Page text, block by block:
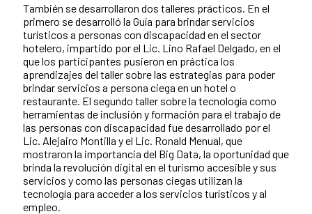
También se desarrollaron dos talleres prácticos. En el
primero se desarrolló la Guía para brindar servicios
turísticos a personas con discapacidad en el sector
hotelero, impartido por el Lic. Lino Rafael Delgado, en el
que los participantes pusieron en práctica los
aprendizajes del taller sobre las estrategias para poder
brindar servicios a persona ciega en un hotel o
restaurante. El segundo taller sobre la tecnología como
herramientas de inclusión y formación para el trabajo de
las personas con discapacidad fue desarrollado por el
Lic. Alejairo Montilla y el Lic. Ronald Menual, que
mostraron la importancia del Big Data, la oportunidad que
brinda la revolución digital en el turismo accesible y sus
servicios y como las personas ciegas utilizan la
tecnología para acceder a los servicios turísticos y al
empleo.